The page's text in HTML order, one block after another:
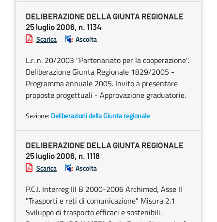
DELIBERAZIONE DELLA GIUNTA REGIONALE
25 luglio 2006, n. 1134
Scarica Ascolta
L.r. n. 20/2003 "Partenariato per la cooperazione".
Deliberazione Giunta Regionale 1829/2005 -
Programma annuale 2005. Invito a presentare
proposte progettuali - Approvazione graduatorie.
Sezione: Deliberazioni della Giunta regionale
DELIBERAZIONE DELLA GIUNTA REGIONALE
25 luglio 2006, n. 1118
Scarica Ascolta
P.C.I. Interreg III B 2000-2006 Archimed, Asse II
"Trasporti e reti di comunicazione" Misura 2.1
Sviluppo di trasporto efficaci e sostenibili.